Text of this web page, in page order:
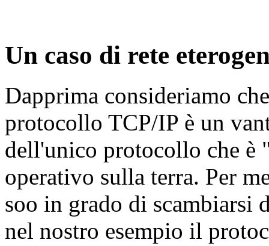
Un caso di rete
Dapprima consideriamo
protocollo TCP/IP è un
dell'unico protocollo che è
operativo sulla terra. Per
soo in grado di scambiarsi
nel nostro esempio il